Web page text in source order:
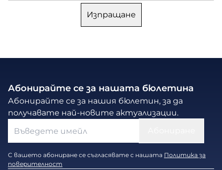
Абонирайте се за нашата бюлетина
Абонирайте се за нашия бюлетин, за да
получавате най-новите актуализации.
С вашето абониране се съгласявате с нашата Политика за
поверителност